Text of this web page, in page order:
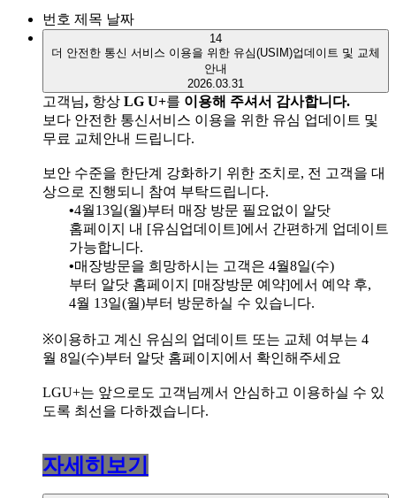
번호 제목 날짜
14
더 안전한 통신 서비스 이용을 위한 유심(USIM)업데이트 및 교체
안내
2026.03.31
고객님, 항상 LG U+를 이용해 주셔서 감사합니다.
보다 안전한 통신서비스 이용을 위한 유심 업데이트 및
무료 교체안내 드립니다.
보안 수준을 한단계 강화하기 위한 조치로, 전 고객을 대
상으로 진행되니 참여 부탁드립니다.
•4월13일(월)부터 매장 방문 필요없이 알닷
홈페이지 내 [유심업데이트]에서 간편하게 업데이트
가능합니다.
•매장방문을 희망하시는 고객은 4월8일(수)
부터 알닷 홈페이지 [매장방문 예약]에서 예약 후,
4월 13일(월)부터 방문하실 수 있습니다.
※이용하고 계신 유심의 업데이트 또는 교체 여부는 4
월 8일(수)부터 알닷 홈페이지에서 확인해주세요
LGU+는 앞으로도 고객님께서 안심하고 이용하실 수 있
도록 최선을 다하겠습니다.
자세히보기